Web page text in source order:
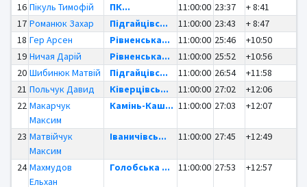
16 Пікуль Тимофій ПК... 11:00:00 23:37
+ 8:41
17 Романюк Захар Підгайцівс... 11:00:00 23:43
+ 8:47
18 Гер Арсен Рівненська... 11:00:00 25:46
+10:50
19 Ничая Дарій Рівненська... 11:00:00 25:52
+10:56
20 Шибинюк Матвій Підгайцівс... 11:00:00 26:54
+11:58
21 Польчук Давид Ківерцівсь... 11:00:00 27:02
+12:06
22 Макарчук
Максим
Камінь-Каш... 11:00:00 27:03 +12:07
23 Матвійчук
Максим
Іваничівсь... 11:00:00 27:45 +12:49
24 Махмудов
Ельхан
Голобська ... 11:00:00 27:53 +12:57